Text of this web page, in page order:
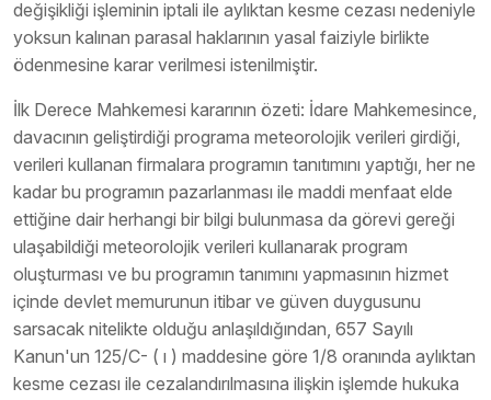
değişikliği işleminin iptali ile aylıktan kesme cezası nedeniyle
yoksun kalınan parasal haklarının yasal faiziyle birlikte
ödenmesine karar verilmesi istenilmiştir.
İlk Derece Mahkemesi kararının özeti: İdare Mahkemesince,
davacının geliştirdiği programa meteorolojik verileri girdiği,
verileri kullanan firmalara programın tanıtımını yaptığı, her ne
kadar bu programın pazarlanması ile maddi menfaat elde
ettiğine dair herhangi bir bilgi bulunmasa da görevi gereği
ulaşabildiği meteorolojik verileri kullanarak program
oluşturması ve bu programın tanımını yapmasının hizmet
içinde devlet memurunun itibar ve güven duygusunu
sarsacak nitelikte olduğu anlaşıldığından, 657 Sayılı
Kanun'un 125/C- ( ı ) maddesine göre 1/8 oranında aylıktan
kesme cezası ile cezalandırılmasına ilişkin işlemde hukuka